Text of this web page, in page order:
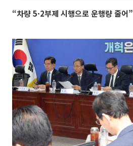
“차량 5·2부제 시행으로 운행량 줄어”